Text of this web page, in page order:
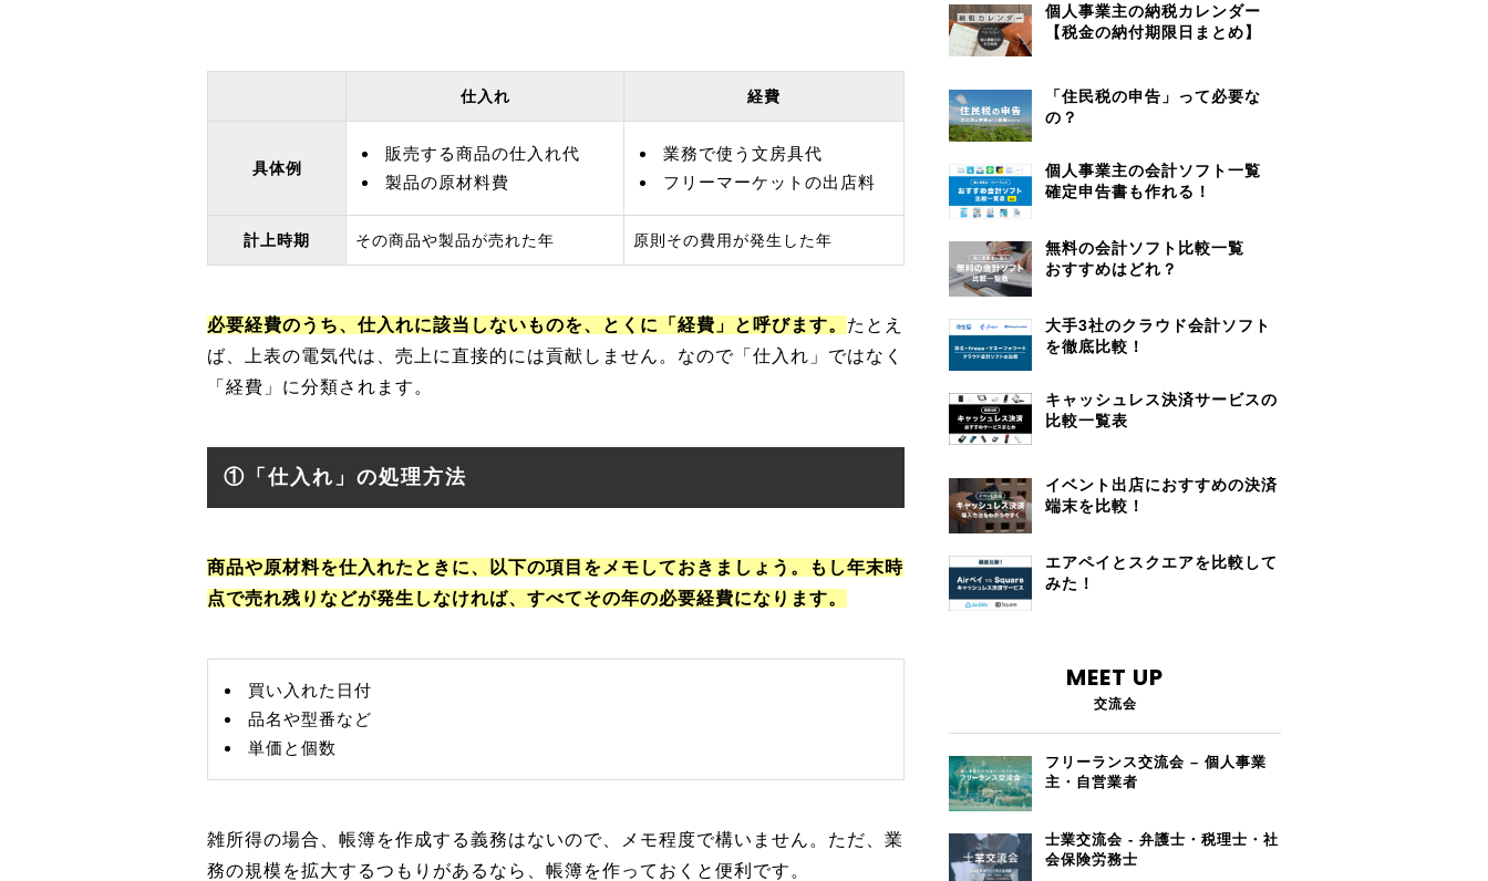
仕入れ 経費
具体例
販売する商品の仕入れ代
製品の原材料費
業務で使う文房具代
フリーマーケットの出店料
計上時期 その商品や製品が売れた年 原則その費用が発生した年
必要経費のうち、仕入れに該当しないものを、とくに「経費」と呼びます。 たとえ
ば、上表の電気代は、売上に直接的には貢献しません。なので「仕入れ」ではなく
「経費」に分類されます。
①「仕入れ」の処理方法
商品や原材料を仕入れたときに、以下の項目をメモしておきましょう。もし年末時
点で売れ残りなどが発生しなければ、すべてその年の必要経費になります。
買い入れた日付
品名や型番など
単価と個数
雑所得の場合、帳簿を作成する義務はないので、メモ程度で構いません。ただ、業
務の規模を拡大するつもりがあるなら、帳簿を作っておくと便利です。
個人事業主の納税カレンダー
【税金の納付期限日まとめ】
「住民税の申告」って必要な
の？
個人事業主の会計ソフト一覧
確定申告書も作れる！
無料の会計ソフト比較一覧
おすすめはどれ？
大手3社のクラウド会計ソフト
を徹底比較！
キャッシュレス決済サービスの
比較一覧表
イベント出店におすすめの決済
端末を比較！
エアペイとスクエアを比較して
みた！
MEET UP
交流会
フリーランス交流会 – 個人事業
主・自営業者
士業交流会 - 弁護士・税理士・社
会保険労務士